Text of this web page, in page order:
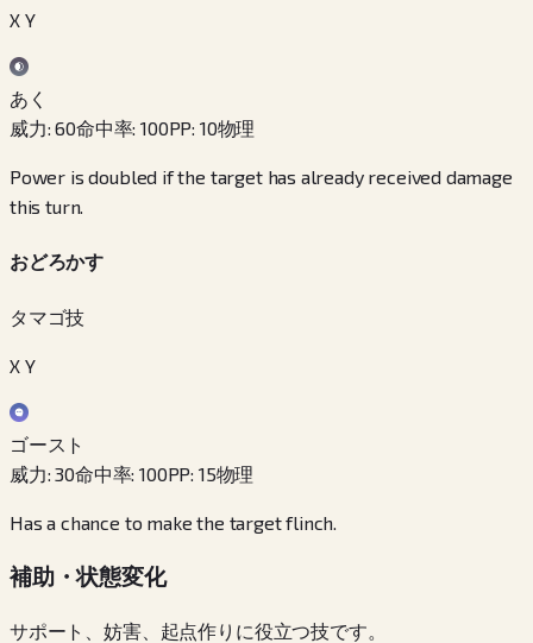
X Y
あく
威力:60命中率:100PP: 10物理
Power is doubled if the target has already received damage
this turn.
おどろかす
タマゴ技
X Y
ゴースト
威力:30命中率:100PP: 15物理
Has a chance to make the target flinch.
補助・状態変化
サポート、妨害、起点作りに役立つ技です。